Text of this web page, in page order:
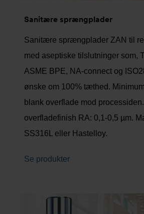
Sanitære sprængplader
Sanitære sprængplader ZAN til
med aseptiske tilslutninger som,
ASME BPE, NA-connect og
ønske om 100% tæthed.
blank overflade mod
overfladefinish RA: 0,1-0,5 µm.
SS316L eller Hastelloy.
Se produkter